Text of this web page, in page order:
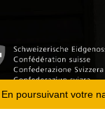
En poursuivant votre